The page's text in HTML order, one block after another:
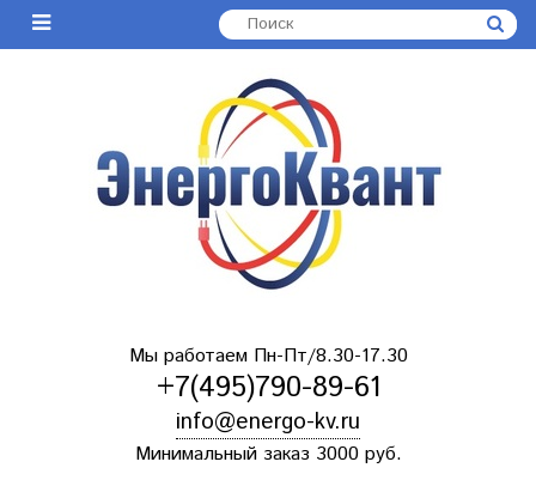
Мы работаем Пн-Пт/8.30-17.30
+7(495)790-89-61
info@energo-kv.ru
Минимальный заказ 3000 руб.